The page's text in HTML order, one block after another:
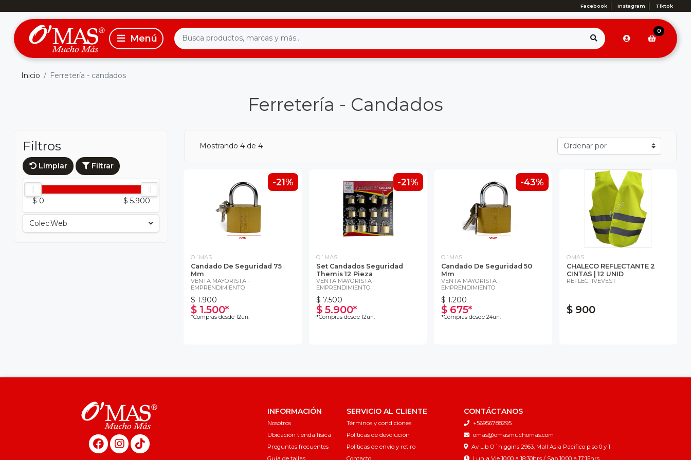
Facebook Instagram Tiktok
0
Inicio Ferretería - candados
Ferretería - Candados
Filtros
Limpiar Filtrar
$ 0 $ 5.900
Colec.web
Mostrando 4 de 4
-21%
O´MAS
Candado De Seguridad 75
Mm
VENTA MAYORISTA -
EMPRENDIMIENTO
$ 1.900
$ 1.500*
*Compras desde 12un.
-21%
O´MAS
Set Candados Seguridad
Themis 12 Pieza
VENTA MAYORISTA -
EMPRENDIMIENTO
$ 7.500
$ 5.900*
*Compras desde 12un.
-43%
O´MAS
Candado De Seguridad 50
Mm
VENTA MAYORISTA -
EMPRENDIMIENTO
$ 1.200
$ 675*
*Compras desde 24un.
OMAS
CHALECO REFLECTANTE 2
CINTAS | 12 UNID
REFLECTIVEVEST
$ 900
INFORMACIÓN
Nosotros
Ubicación tienda física
Preguntas frecuentes
Guía de tallas
SERVICIO AL CLIENTE
Términos y condiciones
Políticas de devolución
Políticas de envío y retiro
Contacto
CONTÁCTANOS
+56956788295
omas@omasmuchomas.com
Av Lib O´higgins 2963, Mall Asia Pacifico piso 0 y 1
Lun a Vie 10:00 a 18:30hrs / Sab 10:00 a 17:15hrs